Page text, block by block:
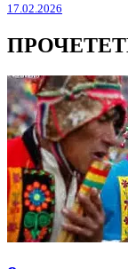
17.02.2026